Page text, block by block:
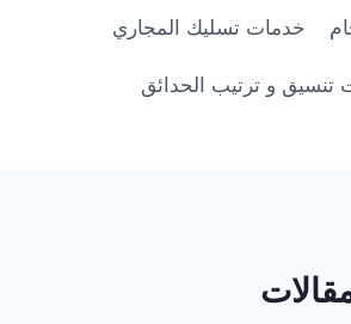
خدمات تسليك المجاري
تنسيق و ترتيب الحدائق